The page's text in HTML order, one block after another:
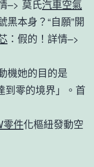
–> 莫氏汽車空氣
黑本身？“自願”開
：假的！詳情–>
機她的目的是
到零的境界」。首
零件化樞紐發動空